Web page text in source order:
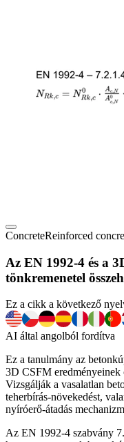
ConcreteReinforced
Az EN 1992-4 és a
tönkremenetel
Ez a cikk a következő
AI által angolból fordítva
Ez a tanulmány az
3D CSFM eredményeinek
Vizsgálják a vasalatlan
teherbírás-növekedést,
nyíróerő-átadás
Az EN 1992-4 szabvány